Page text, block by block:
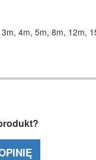
4m, 5m, 8m, 12m,